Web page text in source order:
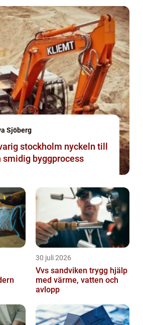
Sjöberg
nyckeln till
smidig byggprocess
30 juli 2026
Vvs sandviken trygg hjälp
med värme, vatten och
avlopp